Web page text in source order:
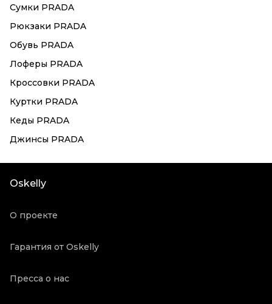
Сумки PRADA
Рюкзаки PRADA
Обувь PRADA
Лоферы PRADA
Кроссовки PRADA
Куртки PRADA
Кеды PRADA
Джинсы PRADA
Oskelly
О проекте
Гарантия от Oskelly
Пресса о нас